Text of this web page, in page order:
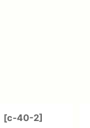
[c-40-2]